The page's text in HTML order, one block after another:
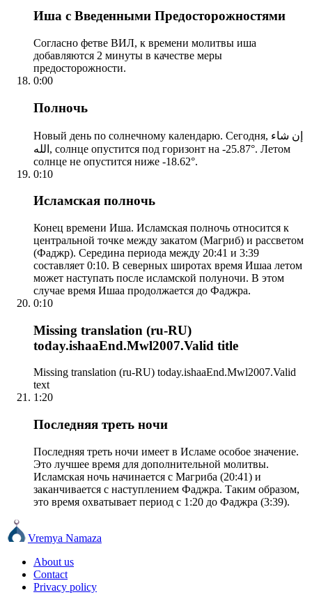
Иша с Введенными Предосторожностями
Согласно фетве ВИЛ, к времени молитвы иша
добавляются 2 минуты в качестве меры
предосторожности.
0:00
Полночь
Новый день по солнечному календарю. Сегодня, إن شاء
الله, солнце опустится под горизонт на -25.87°. Летом
солнце не опустится ниже -18.62°.
0:10
Исламская полночь
Конец времени Иша. Исламская полночь относится к
центральной точке между закатом (Магриб) и рассветом
(Фаджр). Середина периода между 20:41 и 3:39
составляет 0:10. В северных широтах время Ишаа летом
может наступать после исламской полуночи. В этом
случае время Ишаа продолжается до Фаджра.
0:10
Missing translation (ru-RU)
today.ishaaEnd.Mwl2007.Valid title
Missing translation (ru-RU) today.ishaaEnd.Mwl2007.Valid
text
1:20
Последняя треть ночи
Последняя треть ночи имеет в Исламе особое значение.
Это лучшее время для дополнительной молитвы.
Исламская ночь начинается с Магриба (20:41) и
заканчивается с наступлением Фаджра. Таким образом,
это время охватывает период с 1:20 до Фаджра (3:39).
Vremya Namaza
About us
Contact
Privacy policy